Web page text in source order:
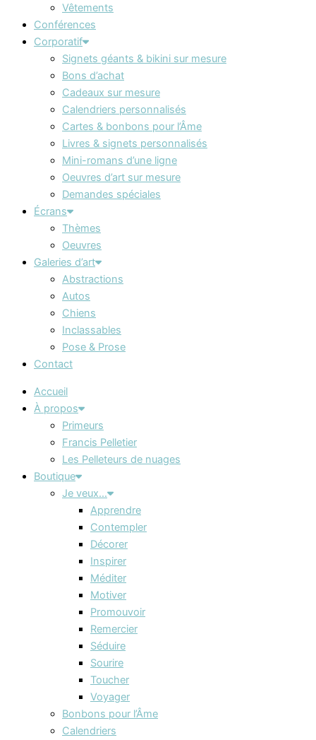
Vêtements
Conférences
Corporatif
Signets géants & bikini sur mesure
Bons d’achat
Cadeaux sur mesure
Calendriers personnalisés
Cartes & bonbons pour l’Âme
Livres & signets personnalisés
Mini-romans d’une ligne
Oeuvres d’art sur mesure
Demandes spéciales
Écrans
Thèmes
Oeuvres
Galeries d’art
Abstractions
Autos
Chiens
Inclassables
Pose & Prose
Contact
Accueil
À propos
Primeurs
Francis Pelletier
Les Pelleteurs de nuages
Boutique
Je veux…
Apprendre
Contempler
Décorer
Inspirer
Méditer
Motiver
Promouvoir
Remercier
Séduire
Sourire
Toucher
Voyager
Bonbons pour l’Âme
Calendriers